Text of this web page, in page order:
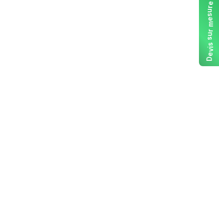
D
e
v
i
s
s
u
r
m
e
s
u
r
e